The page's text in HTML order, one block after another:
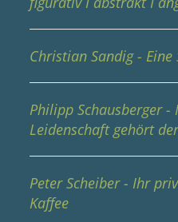
Christian Sandig - Eine
Philipp Schausberger -
Leidenschaft gehört
Peter Scheiber - Ihr
Kaffee